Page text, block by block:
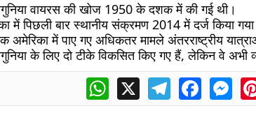
वायरस की खोज 1950 के दशक में की गई थी।
में पिछली बार स्थानीय संक्रमण 2014 में दर्ज किया
अमेरिका में पाए गए अधिकतर मामले अंतरराष्ट्रीय
के लिए दो टीके विकसित किए गए हैं, लेकिन वे
WhatsApp
X TelegramFacebook